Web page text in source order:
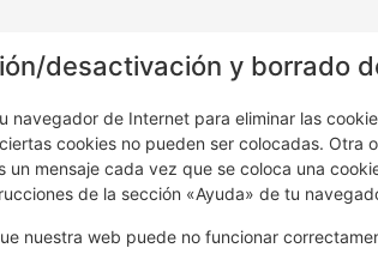
desactivación y borrado
navegador de Internet para eliminar las
cookies no pueden ser colocadas. Otra
un mensaje cada vez que se coloca una
de la sección «Ayuda» de tu
nuestra web puede no funcionar